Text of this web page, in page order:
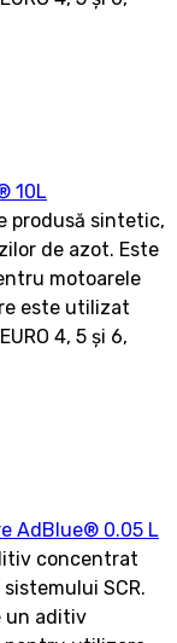
10L
produsă sintetic,
de azot. Este
motoarele
este utilizat
4, 5 și 6,
AdBlue® 0.05 L
concentrat
SCR.
un aditiv